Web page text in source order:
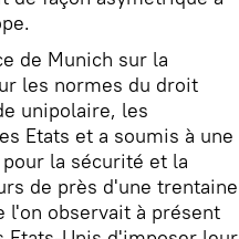
de Munich sur la
les normes du droit
unipolaire, les
Etats et a soumis à une
la sécurité et la
de près d'une trentaine
l'on observait à présent